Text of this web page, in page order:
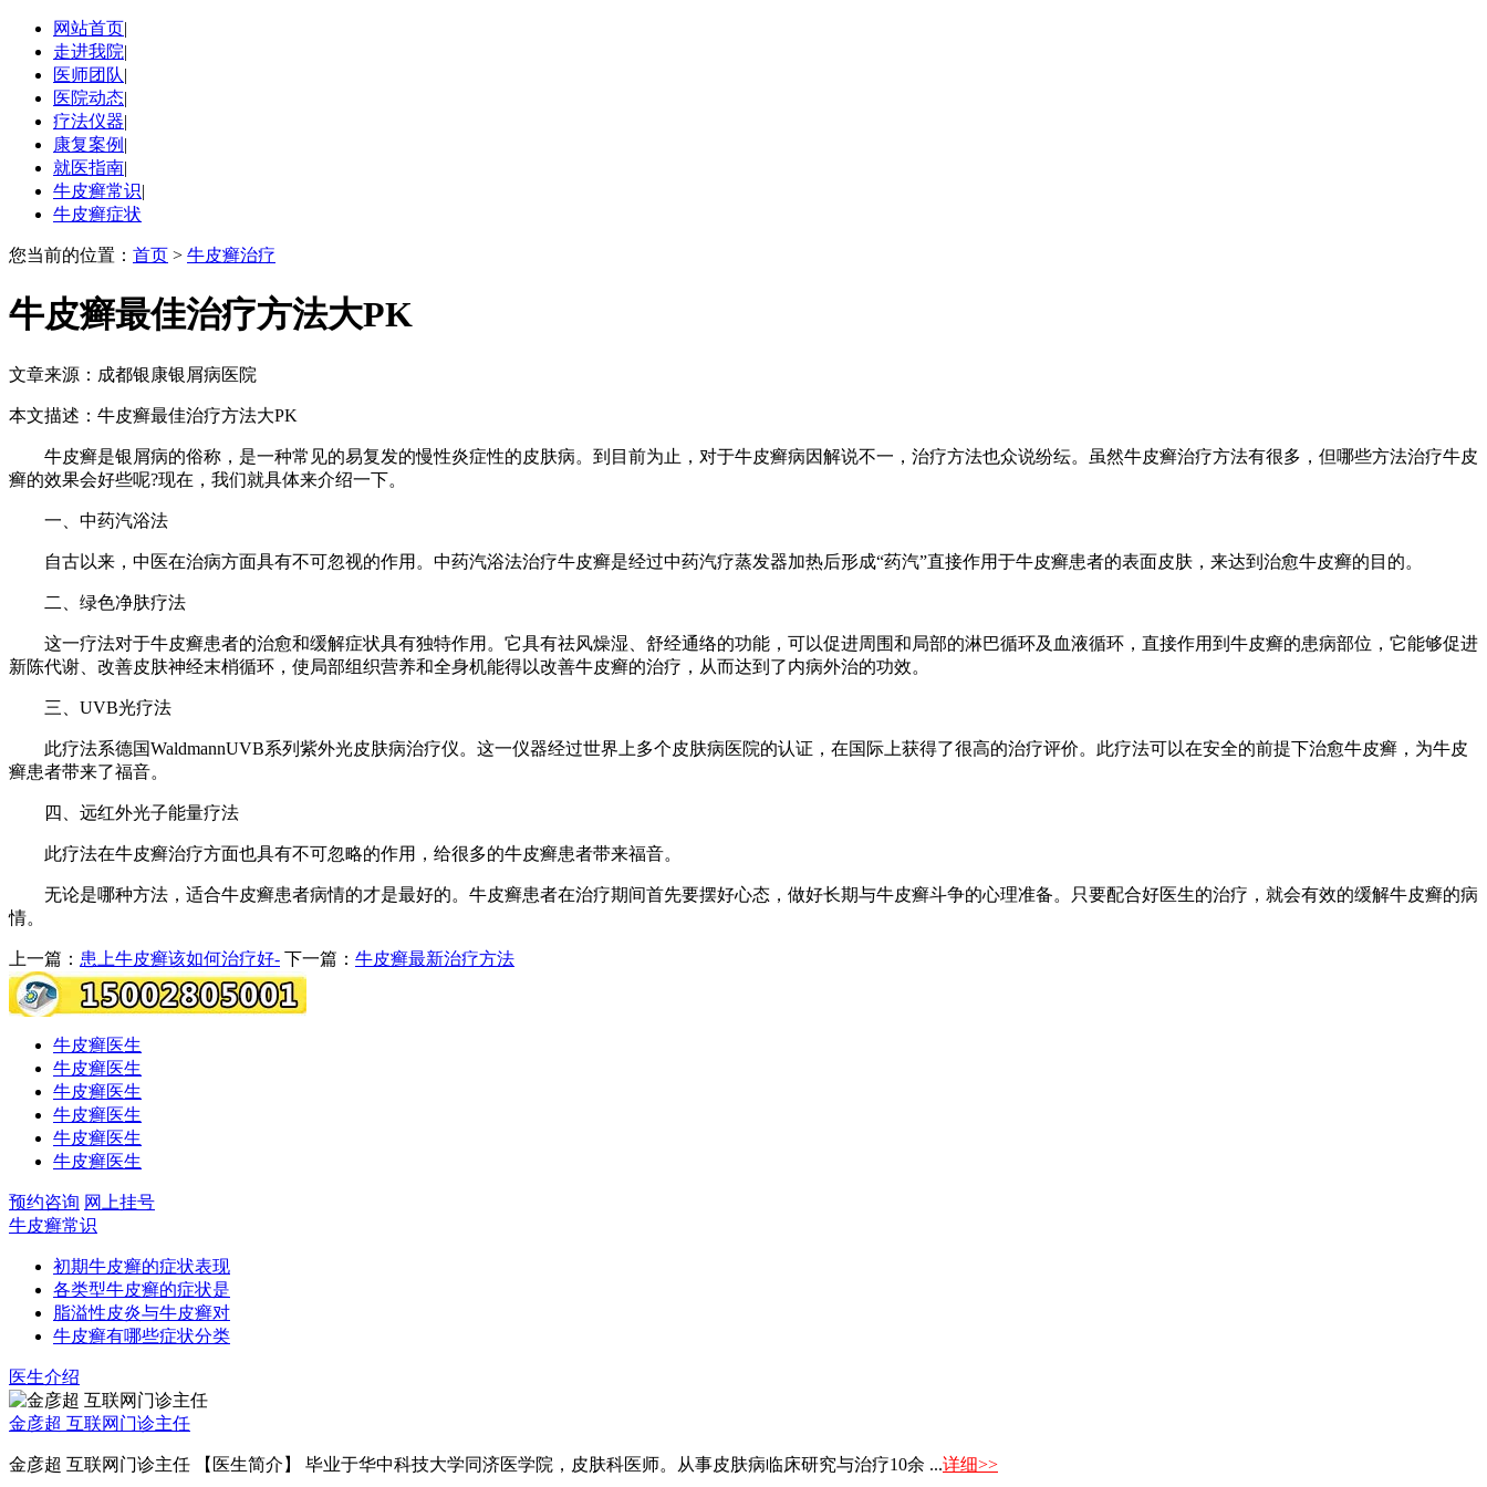
网站首页|
走进我院|
医师团队|
医院动态|
疗法仪器|
康复案例 |
就医指南|
牛皮癣常识|
牛皮癣症状
您当前的位置： 首页 > 牛皮癣治疗
牛皮癣最佳治疗方法大PK
文章来源：成都银康银屑病医院
本文描述：牛皮癣最佳治疗方法大PK
牛皮癣是银屑病的俗称，是一种常见的易复发的慢性炎症性的皮肤病。到目前为止，对于牛皮癣病因解说不一，治疗方法也众说纷纭。虽然牛皮癣治疗方法有很多，但哪些方法治疗牛皮
癣的效果会好些呢?现在，我们就具体来介绍一下。
一、中药汽浴法
自古以来，中医在治病方面具有不可忽视的作用。中药汽浴法治疗牛皮癣是经过中药汽疗蒸发器加热后形成“药汽”直接作用于牛皮癣患者的表面皮肤，来达到治愈牛皮癣的目的。
二、绿色净肤疗法
这一疗法对于牛皮癣患者的治愈和缓解症状具有独特作用。它具有祛风燥湿、舒经通络的功能，可以促进周围和局部的淋巴循环及血液循环，直接作用到牛皮癣的患病部位，它能够促进
新陈代谢、改善皮肤神经末梢循环，使局部组织营养和全身机能得以改善牛皮癣的治疗，从而达到了内病外治的功效。
三、UVB光疗法
此疗法系德国WaldmannUVB系列紫外光皮肤病治疗仪。这一仪器经过世界上多个皮肤病医院的认证，在国际上获得了很高的治疗评价。此疗法可以在安全的前提下治愈牛皮癣，为牛皮
癣患者带来了福音。
四、远红外光子能量疗法
此疗法在牛皮癣治疗方面也具有不可忽略的作用，给很多的牛皮癣患者带来福音。
无论是哪种方法，适合牛皮癣患者病情的才是最好的。牛皮癣患者在治疗期间首先要摆好心态，做好长期与牛皮癣斗争的心理准备。只要配合好医生的治疗，就会有效的缓解牛皮癣的病
情。
上一篇： 患上牛皮癣该如何治疗好- 下一篇： 牛皮癣最新治疗方法
牛皮癣医生
牛皮癣医生
牛皮癣医生
牛皮癣医生
牛皮癣医生
牛皮癣医生
预约咨询 网上挂号
牛皮癣常识
初期牛皮癣的症状表现
各类型牛皮癣的症状是
脂溢性皮炎与牛皮癣对
牛皮癣有哪些症状分类
医生介绍
金彦超 互联网门诊主任
金彦超 互联网门诊主任 【医生简介】 毕业于华中科技大学同济医学院，皮肤科医师。从事皮肤病临床研究与治疗10余 ...详细>>